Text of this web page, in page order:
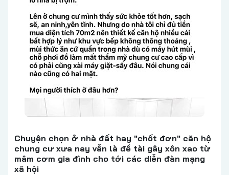
Chuyện chọn ở nhà đất hay "chốt đơn" căn hộ
chung cư xưa nay vẫn là đề tài gây xôn xao từ
mâm cơm gia đình cho tới các diễn đàn mạng
xã hội